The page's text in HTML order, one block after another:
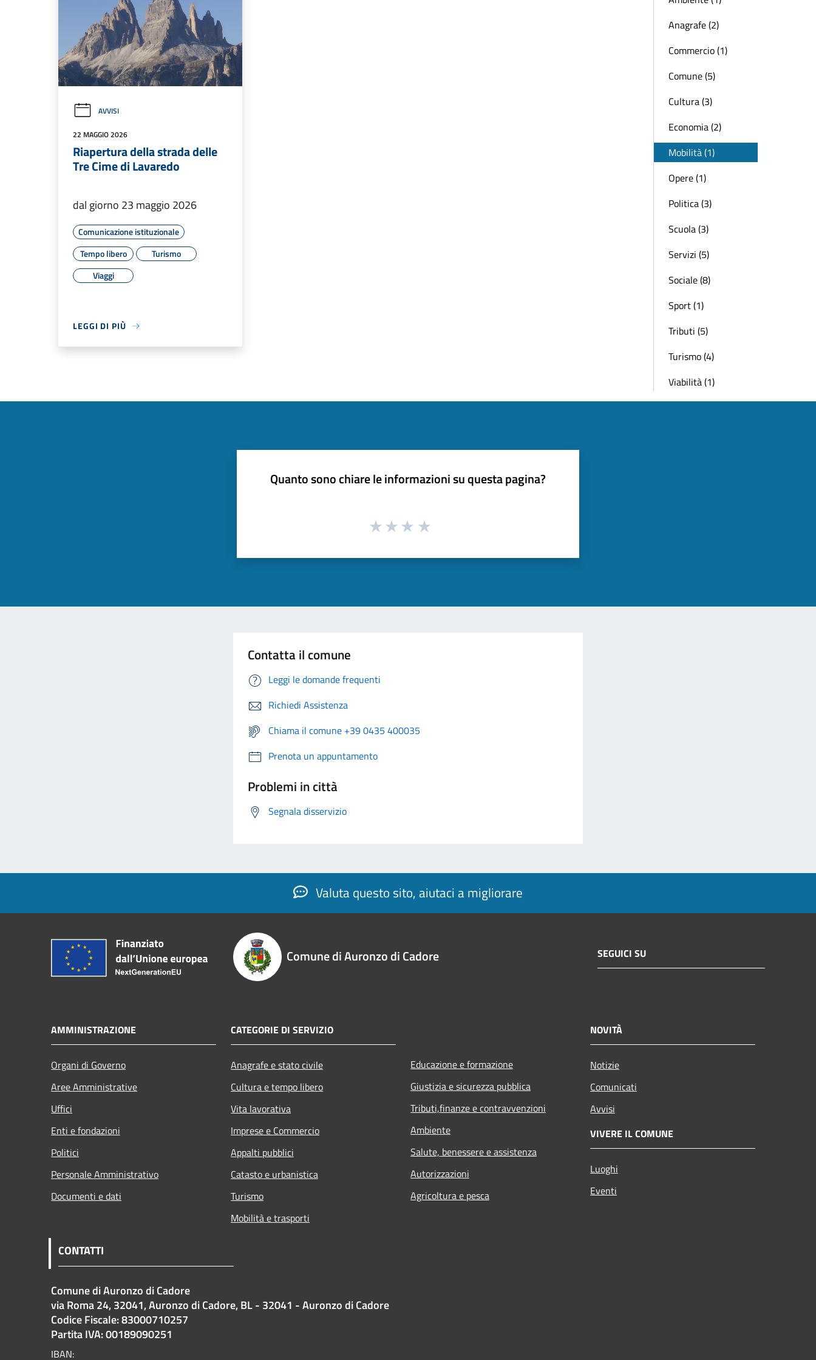
AVVISI
22 MAGGIO 2026
Riapertura della strada delle
Tre Cime di Lavaredo
dal giorno 23 maggio 2026
Comunicazione istituzionale
Tempo libero
Turismo
Viaggi
LEGGI DI PIÙ
Anagrafe (2)
Commercio (1)
Comune (5)
Cultura (3)
Economia (2)
Mobilità (1)
Opere (1)
Politica (3)
Scuola (3)
Servizi (5)
Sociale (8)
Sport (1)
Tributi (5)
Turismo (4)
Viabilità (1)
Quanto sono chiare le informazioni su questa pagina?
Contatta il comune
Leggi le domande frequenti
Richiedi Assistenza
Chiama il comune +39 0435 400035
Prenota un appuntamento
Problemi in città
Segnala disservizio
Valuta questo sito, aiutaci a migliorare
Comune di Auronzo di Cadore SEGUICI SU
AMMINISTRAZIONE
Organi di Governo
Aree Amministrative
Uffici
Enti e fondazioni
Politici
Personale Amministrativo
Documenti e dati
CATEGORIE DI SERVIZIO
Anagrafe e stato civile
Cultura e tempo libero
Vita lavorativa
Imprese e Commercio
Appalti pubblici
Catasto e urbanistica
Turismo
Mobilità e trasporti
Educazione e formazione
Giustizia e sicurezza pubblica
Tributi,finanze e contravvenzioni
Ambiente
Salute, benessere e assistenza
Autorizzazioni
Agricoltura e pesca
NOVITÀ
Notizie
Comunicati
Avvisi
VIVERE IL COMUNE
Luoghi
Eventi
CONTATTI
Comune di Auronzo di Cadore
via Roma 24, 32041, Auronzo di Cadore, BL - 32041 - Auronzo di Cadore
Codice Fiscale: 83000710257
Partita IVA: 00189090251
IBAN: